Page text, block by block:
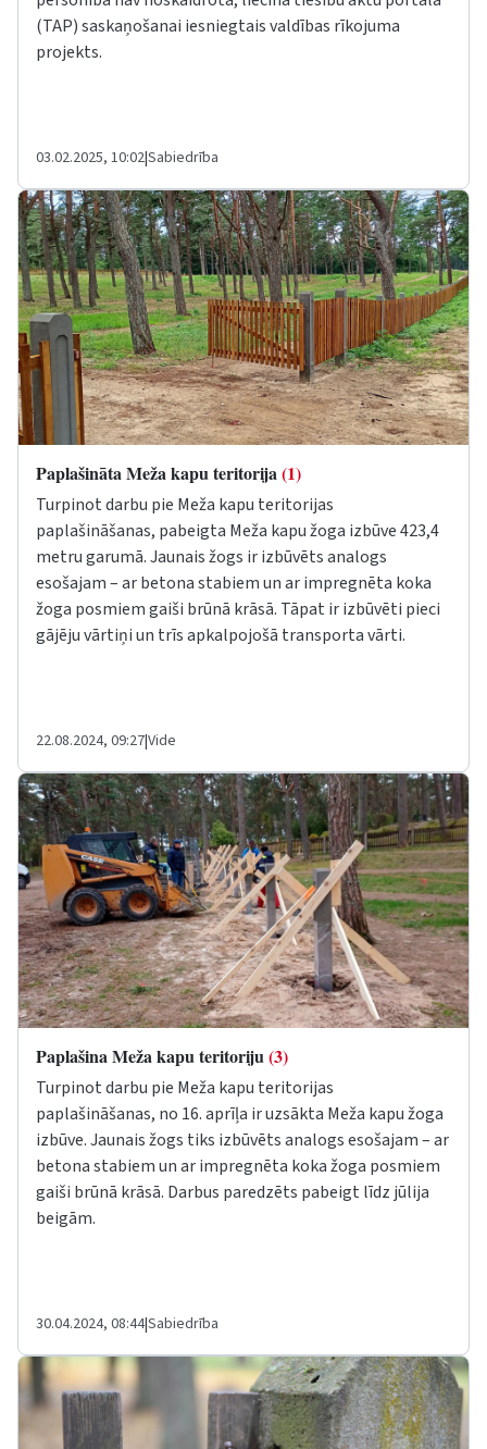
(TAP) saskaņošanai iesniegtais valdības rīkojuma
projekts.
03.02.2025, 10:02|Sabiedrība
Paplašināta Meža kapu teritorija(1)
Turpinot darbu pie Meža kapu teritorijas
paplašināšanas, pabeigta Meža kapu žoga izbūve 423,4
metru garumā. Jaunais žogs ir izbūvēts analogs
esošajam – ar betona stabiem un ar impregnēta koka
žoga posmiem gaiši brūnā krāsā. Tāpat ir izbūvēti pieci
gājēju vārtiņi un trīs apkalpojošā transporta vārti.
22.08.2024, 09:27|Vide
Paplašina Meža kapu teritoriju(3)
Turpinot darbu pie Meža kapu teritorijas
paplašināšanas, no 16. aprīļa ir uzsākta Meža kapu žoga
izbūve. Jaunais žogs tiks izbūvēts analogs esošajam – ar
betona stabiem un ar impregnēta koka žoga posmiem
gaiši brūnā krāsā. Darbus paredzēts pabeigt līdz jūlija
beigām.
30.04.2024, 08:44|Sabiedrība